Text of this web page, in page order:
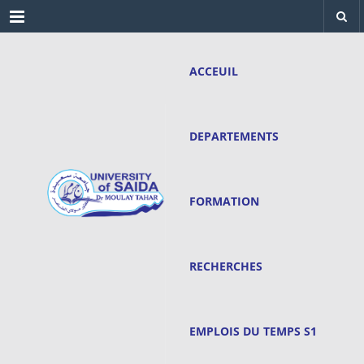
Menu
ACCEUIL
DEPARTEMENTS
FORMATION
RECHERCHES
EMPLOIS DU TEMPS S1